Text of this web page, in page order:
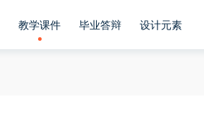
教学课件 毕业答辩 设计元素